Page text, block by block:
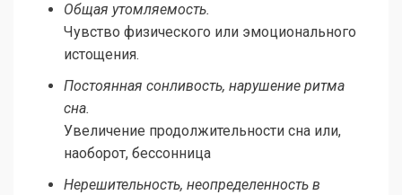
Общая утомляемость.
Чувство физического или эмоционального
истощения.
Постоянная сонливость, нарушение ритма
сна.
Увеличение продолжительности сна или,
наоборот, бессонница
Нерешительность, неопределенность в